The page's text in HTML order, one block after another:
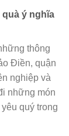
ý nghĩa
thông
Điền, quận
nghiệp và
những món
quý trong